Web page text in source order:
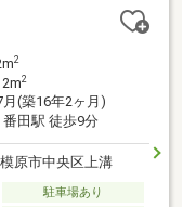
の南東側の2箇所に
スに2台駐車可能(車
2
2
月(築16年2ヶ月)
番田駅 徒歩9分
原市中央区上溝
駐車場あり